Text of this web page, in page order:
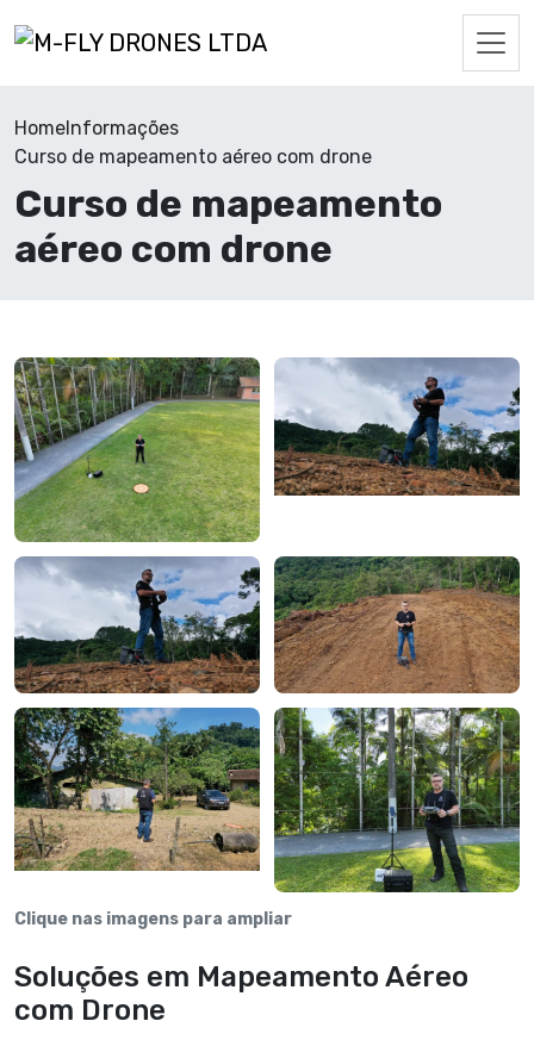
HomeInformações
Curso de mapeamento aéreo com drone
Curso de mapeamento
aéreo com drone
Clique nas imagens para ampliar
Soluções em Mapeamento Aéreo
com Drone